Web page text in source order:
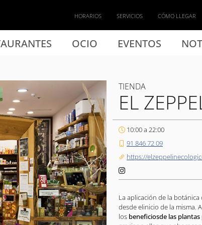
OCIO EVENTOS
HORARIOS SERVICIOS CÓMO LLEGAR
TIENDA
EL
10:00 a 22:00
91 846 72 09
https://
La aplicación de la
desde elinicio de la misma.
los beneficiosde las plantas